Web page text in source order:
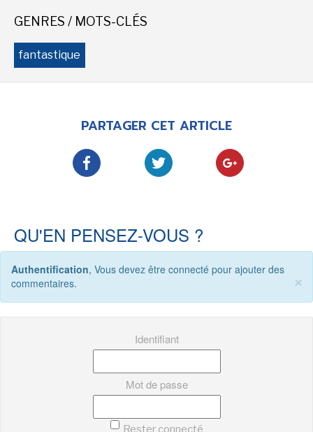
EMAGINAIRE
MES PREMIÈRES LECTURES
Mentions légales Cookies
Données personnelles Plan du site
GENRES / MOTS-CLÉS
fantastique
PARTAGER CET ARTICLE
QU'EN PENSEZ-VOUS ?
Authentification, Vous devez être connecté pour ajouter des
commentaires.
×
Identifiant
Mot de passe
Rester connecté